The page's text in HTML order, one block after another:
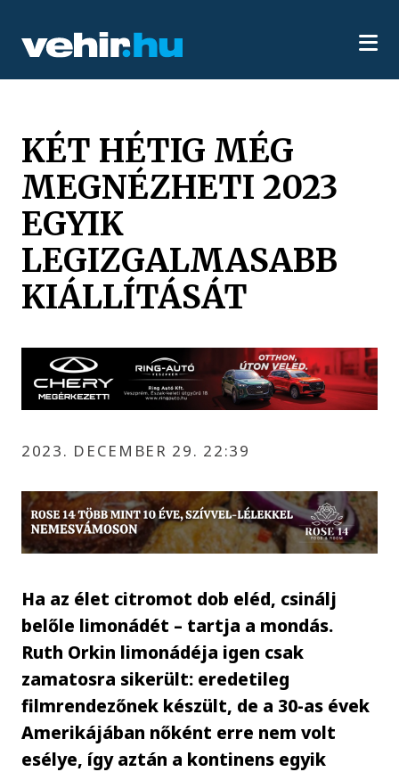
KÉT HÉTIG MÉG
MEGNÉZHETI 2023
EGYIK
LEGIZGALMASABB
KIÁLLÍTÁSÁT
2023. DECEMBER 29. 22:39
Ha az élet citromot dob eléd, csinálj
belőle limonádét – tartja a mondás.
Ruth Orkin limonádéja igen csak
zamatosra sikerült: eredetileg
filmrendezőnek készült, de a 30-as évek
Amerikájában nőként erre nem volt
esélye, így aztán a kontinens egyik